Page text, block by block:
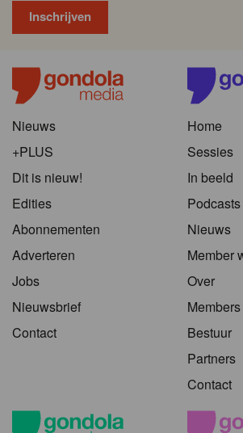
Nieuws
+PLUS
Dit is nieuw!
Edities
Abonnementen
Adverteren
Jobs
Nieuwsbrief
Contact
Home
Sessies
In beeld
Podcasts
Nieuws
Member
Over
Members
Bestuur
Partners
Contact